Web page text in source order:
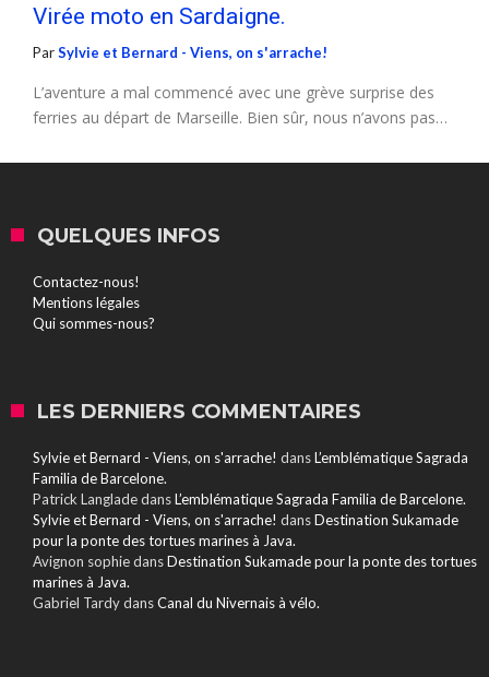
Virée moto en Sardaigne.
ParSylvie et Bernard - Viens, on s'arrache!
L’aventure a mal commencé avec une grève surprise des
ferries au départ de Marseille. Bien sûr, nous n’avons pas…
QUELQUES INFOS
Contactez-nous!
Mentions légales
Qui sommes-nous?
LES DERNIERS COMMENTAIRES
Sylvie et Bernard - Viens, on s'arrache! dansL’emblématique Sagrada
Familia de Barcelone.
Patrick LangladedansL’emblématique Sagrada Familia de Barcelone.
Sylvie et Bernard - Viens, on s'arrache! dansDestination Sukamade
pour la ponte des tortues marines à Java.
Avignon sophiedansDestination Sukamade pour la ponte des tortues
marines à Java.
Gabriel TardydansCanal du Nivernais à vélo.